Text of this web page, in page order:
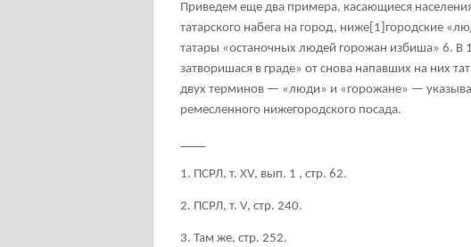
Приведем еще два примера, касающиеся
татарского набега на город, ниже [1] городские
татары «останочных людей горожан избиша» 6. В
затворишася в граде» от снова напавших на них
двух терминов — «люди» и «горожане» —
ремесленного нижегородского посада.
1. ПСРЛ, т. XV, вып. 1 , стр. 62.
2. ПСРЛ, т. V, стр. 240.
3. Там же, стр. 252.